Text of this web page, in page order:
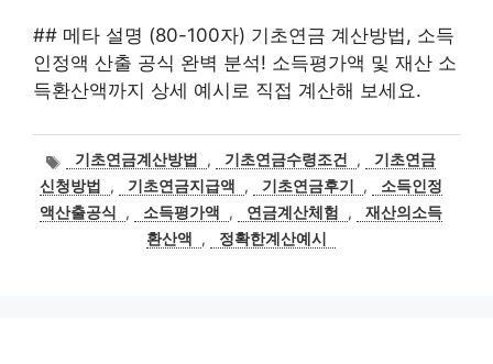
## 메타 설명 (80-100자) 기초연금 계산방법, 소득
인정액 산출 공식 완벽 분석! 소득평가액 및 재산 소
득환산액까지 상세 예시로 직접 계산해 보세요.
태
그
기초연금계산방법 , 기초연금수령조건 ,
기초연금
신청방법
, 기초연금지급액 , 기초연금후기 ,
소득인정
액산출공식
, 소득평가액 , 연금계산체험 ,
재산의소득
환산액
, 정확한계산예시